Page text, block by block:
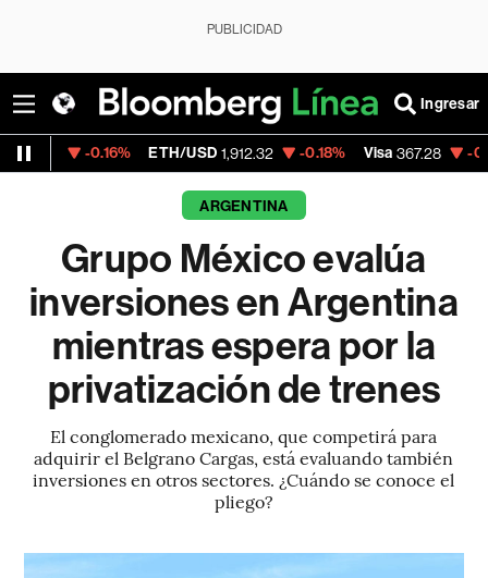
PUBLICIDAD
Ingresar
ETH/USD 1,912.32 -0.18% Visa 367.28 -0.34%
ARGENTINA
Grupo México evalúa
inversiones en Argentina
mientras espera por la
privatización de trenes
El conglomerado mexicano, que competirá para
adquirir el Belgrano Cargas, está evaluando también
inversiones en otros sectores. ¿Cuándo se conoce el
pliego?